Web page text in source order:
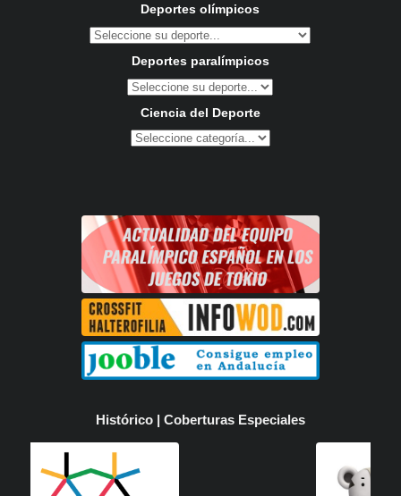
Deportes olímpicos
Deportes paralímpicos
Ciencia del Deporte
Histórico | Coberturas Especiales